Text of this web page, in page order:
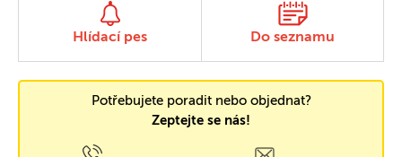
Hlídací pes Do seznamu
Potřebujete poradit nebo objednat?
Zeptejte se nás!